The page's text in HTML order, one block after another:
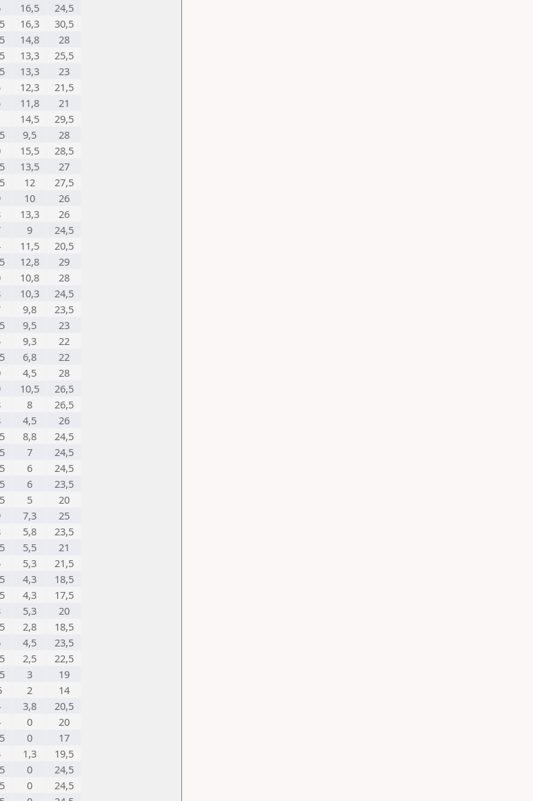
16,5
24,5
16,3
30,5
14,8
28
13,3
25,5
13,3
23
12,3
21,5
11,8
21
14,5
29,5
9,5
28
15,5
28,5
13,5
27
12
27,5
10
26
13,3
26
9
24,5
11,5
20,5
12,8
29
10,8
28
10,3
24,5
9,8
23,5
9,5
23
9,3
22
6,8
22
4,5
28
10,5
26,5
8
26,5
4,5
26
8,8
24,5
7
24,5
6
24,5
6
23,5
5
20
7,3
25
5,8
23,5
5,5
21
5,3
21,5
4,3
18,5
4,3
17,5
5,3
20
2,8
18,5
4,5
23,5
2,5
22,5
3
19
2
14
3,8
20,5
0
20
0
17
1,3
19,5
0
24,5
0
24,5